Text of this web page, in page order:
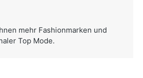
mehr Fashionmarken und
Top Mode.